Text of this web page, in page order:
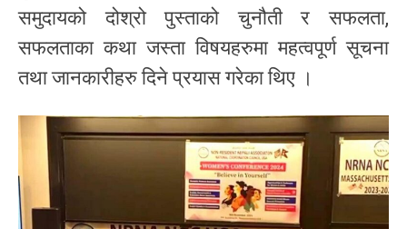
समुदायको दोश्रो पुस्ताको चुनौती र सफलता,
सफलताका कथा जस्ता विषयहरुमा महत्वपूर्ण सूचना
तथा जानकारीहरु दिने प्रयास गरेका थिए ।